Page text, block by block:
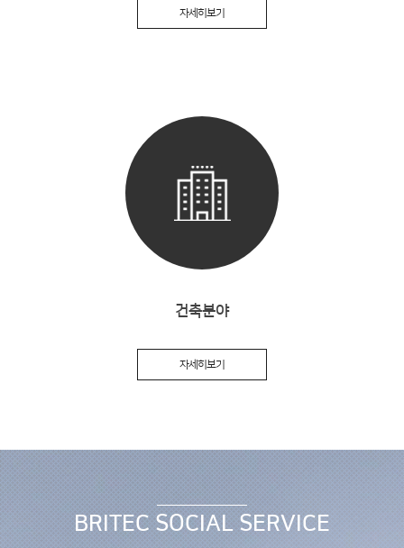
자세히보기
건축분야
자세히보기
BRITEC SOCIAL SERVICE